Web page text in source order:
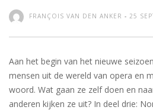
FRANÇOIS VAN DEN ANKER - 25
Aan het begin van het nieuwe
mensen uit de wereld van opera en
woord. Wat gaan ze zelf doen en
anderen kijken ze uit? In deel drie: